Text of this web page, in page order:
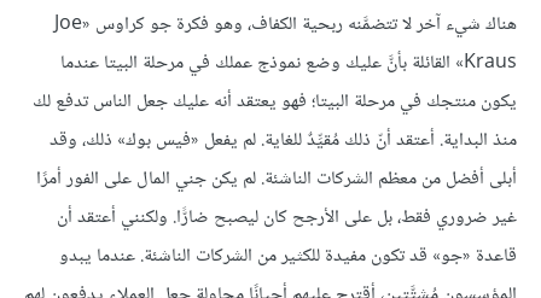
هناك شيء آخر لا تتضمَّنه ربحية الكفاف، وهو فكرة جو كراوس «Joe
Kraus» القائلة بأنَّ عليك وضع نموذج عملك في مرحلة البيتا عندما
يكون منتجك في مرحلة البيتا؛ فهو يعتقد أنه عليك جعل الناس تدفع لك
منذ البداية. أعتقد أنّ ذلك مُقيِّدٌ للغاية. لم يفعل «فيس بوك» ذلك، وقد
أبلى أفضل من معظم الشركات الناشئة. لم يكن جني المال على الفور أمرًا
غير ضروري فقط، بل على الأرجح كان ليصبح ضارًّا. ولكنني أعتقد أن
قاعدة «جو» قد تكون مفيدة للكثير من الشركات الناشئة. عندما يبدو